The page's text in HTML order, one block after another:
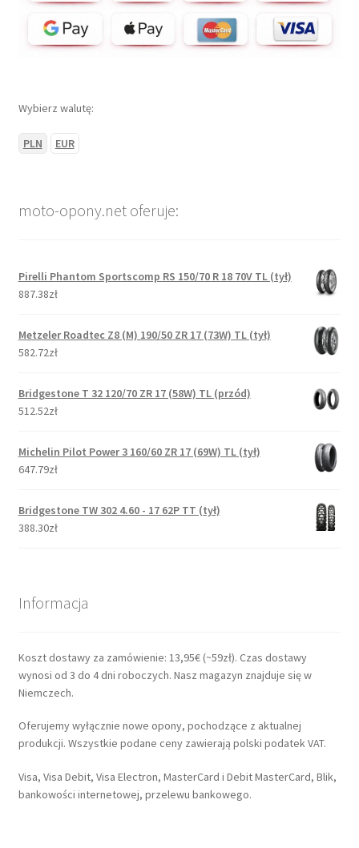
Wybierz walutę:
PLN EUR
moto-opony.net oferuje:
Pirelli Phantom Sportscomp RS 150/70 R 18 70V TL (tył)
887.38zł
Metzeler Roadtec Z8 (M) 190/50 ZR 17 (73W) TL (tył)
582.72zł
Bridgestone T 32 120/70 ZR 17 (58W) TL (przód)
512.52zł
Michelin Pilot Power 3 160/60 ZR 17 (69W) TL (tył)
647.79zł
Bridgestone TW 302 4.60 - 17 62P TT (tył)
388.30zł
Informacja
Koszt dostawy za zamówienie: 13,95€ (~59zł). Czas dostawy
wynosi od 3 do 4 dni roboczych. Nasz magazyn znajduje się w
Niemczech.
Oferujemy wyłącznie nowe opony, pochodzące z aktualnej
produkcji. Wszystkie podane ceny zawierają polski podatek VAT.
Visa, Visa Debit, Visa Electron, MasterCard i Debit MasterCard, Blik,
bankowości internetowej, przelewu bankowego.